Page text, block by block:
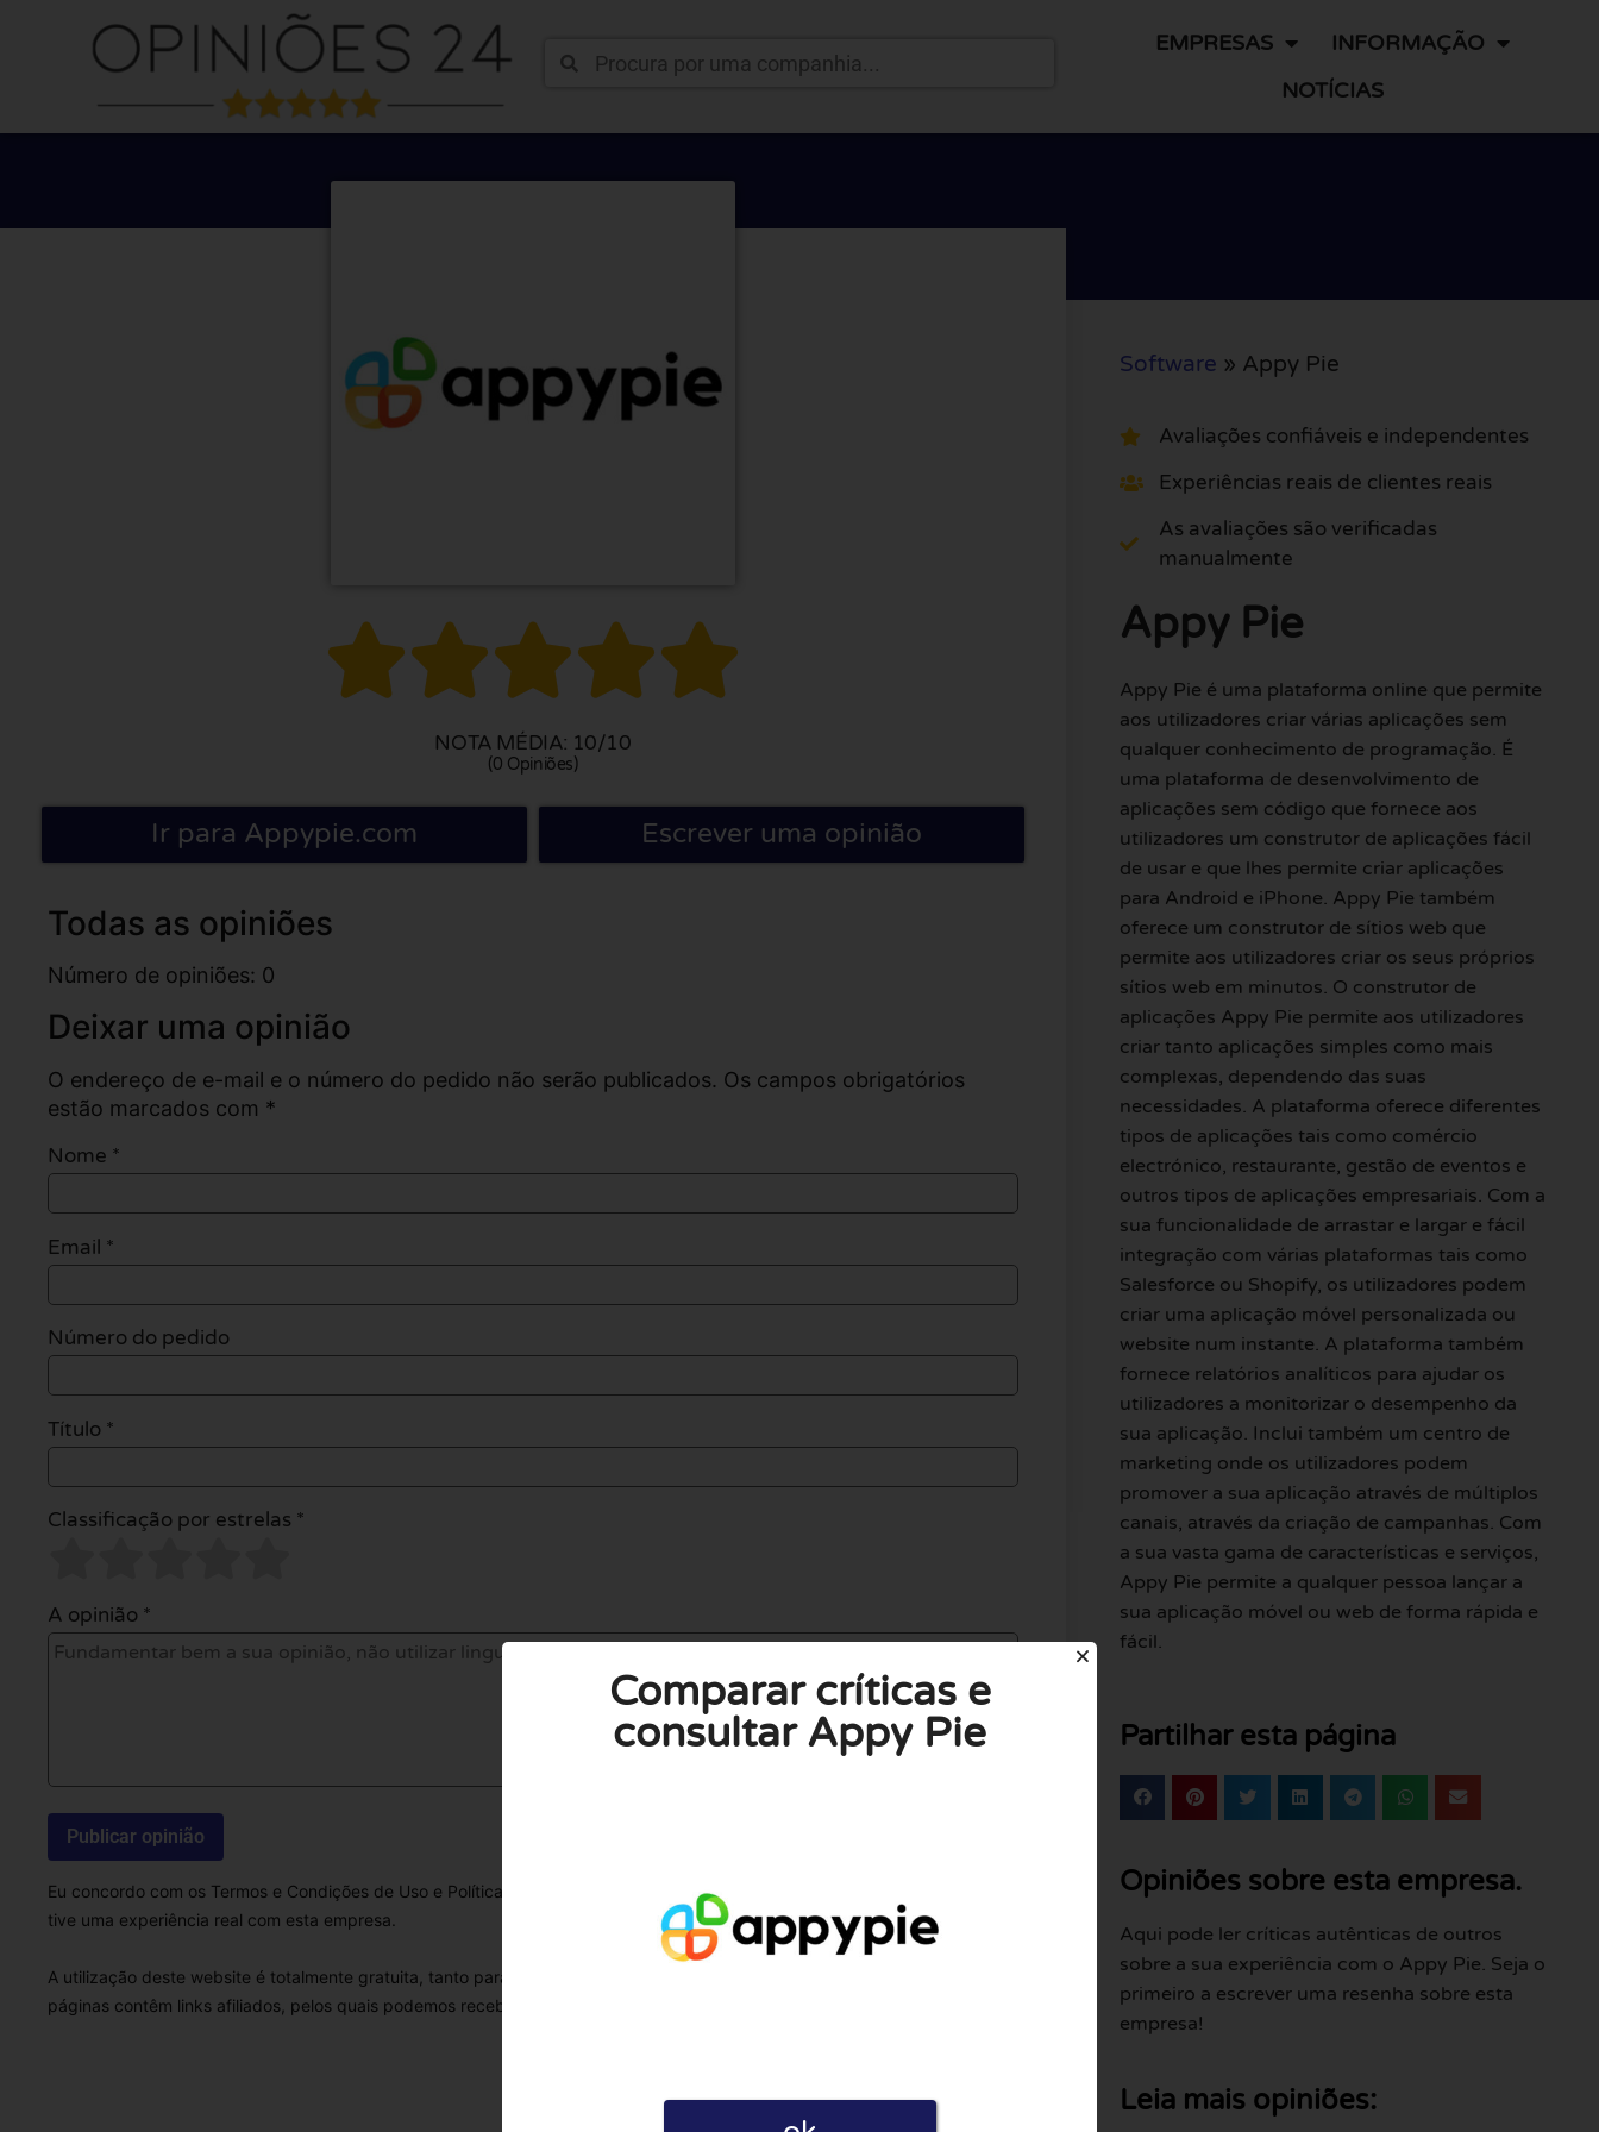
EMPRESAS
INFORMAÇÃO
NOTÍCIAS

NOTA MÉDIA: 10/10
(0 Opiniões)
Ir para Appypie.com Escrever uma opinião
Todas as opiniões
Número de opiniões: 0
Deixar uma opinião
O endereço de e-mail e o número do pedido não serão publicados. Os campos obrigatórios
estão marcados com *
Nome *
Email *
Número do pedido
Título *
Classificação por estrelas *
A opinião *
Eu concordo com os Termos e Condições de Uso e Política de Privacidade ao postar esta avaliação. Declaro também que
tive uma experiência real com esta empresa.
A utilização deste website é totalmente gratuita, tanto para empresas como para utilizadores. Por esse motivo, algumas
páginas contêm links afiliados, pelos quais podemos receber uma comissão.
Software » Appy Pie
Avaliações confiáveis e independentes
Experiências reais de clientes reais
As avaliações são verificadas
manualmente
Appy Pie
Appy Pie é uma plataforma online que permite
aos utilizadores criar várias aplicações sem
qualquer conhecimento de programação. É
uma plataforma de desenvolvimento de
aplicações sem código que fornece aos
utilizadores um construtor de aplicações fácil
de usar e que lhes permite criar aplicações
para Android e iPhone. Appy Pie também
oferece um construtor de sítios web que
permite aos utilizadores criar os seus próprios
sítios web em minutos. O construtor de
aplicações Appy Pie permite aos utilizadores
criar tanto aplicações simples como mais
complexas, dependendo das suas
necessidades. A plataforma oferece diferentes
tipos de aplicações tais como comércio
electrónico, restaurante, gestão de eventos e
outros tipos de aplicações empresariais. Com a
sua funcionalidade de arrastar e largar e fácil
integração com várias plataformas tais como
Salesforce ou Shopify, os utilizadores podem
criar uma aplicação móvel personalizada ou
website num instante. A plataforma também
fornece relatórios analíticos para ajudar os
utilizadores a monitorizar o desempenho da
sua aplicação. Inclui também um centro de
marketing onde os utilizadores podem
promover a sua aplicação através de múltiplos
canais, através da criação de campanhas. Com
a sua vasta gama de características e serviços,
Appy Pie permite a qualquer pessoa lançar a
sua aplicação móvel ou web de forma rápida e
fácil.
Partilhar esta página
Opiniões sobre esta empresa.
Aqui pode ler críticas autênticas de outros
sobre a sua experiência com o Appy Pie. Seja o
primeiro a escrever uma resenha sobre esta
empresa!
Leia mais opiniões:
Comparar críticas e
consultar Appy Pie